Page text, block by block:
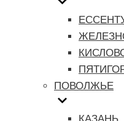
ПОВОЛЖЬЕ